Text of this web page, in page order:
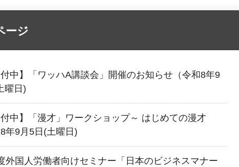
ージ
付中】「ワッハA講談会」開催のお知らせ（令和8年9
曜日)
付中】「漫才」ワークショップ～ はじめての漫才
9月5日(土曜日)
外国人労働者向けセミナー「日本のビジネスマナー